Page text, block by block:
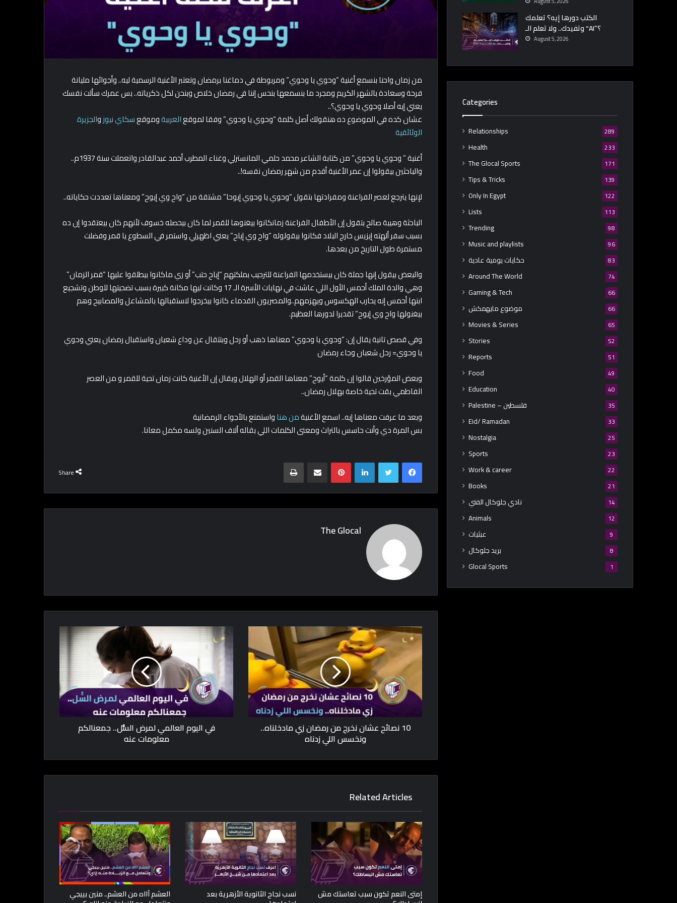
من زمان واحنا بنسمع أغنية “وحوي يا وحوي” ومربوطة في دماغنا برمضان وتعتبر الأغنية الرسمية ليه.. وأجوائها مليانة
فرحة وسعادة بالشهر الكريم ومجرد ما بنسمعها بنحس إننا في رمضان خلاص وبنحن لكل ذكرياته.. بس عمرك سألت نفسك
يعني إيه أصلا وحوي يا وحوي؟..
عشان كده في الموضوع ده هنقولك أصل كلمة “وحوي يا وحوي” وفقا لموقعالعربيةوموقعسكاي نيوزوالجزيرة
الوئائقية
أغنية ” وحوي يا وحوي” من كتابة الشاعر محمد حلمي المانسترلي وغناء المطرب أحمد عبدالقادر واتعملت سنة 1937م..
والباحثين بيقولوا إن عمر الأغنية أقدم من شهر رمضان نفسه!..
لإنها يترجع لعصر الفراعنة ومفرادتها بتقول “وحوي يا وحوي إيوحا” مشتقة من “واح وي إيوح” ومعناها تعددت حكاياته..
الباحثة وهيبة صالح بتقول إن الأطفال الفراعنة زمانكانوا بيغنوها للقمر لما كان بيحصله خسوف لأنهم كان بيعتقدوا إن ده
بسبب سفر ألهته إيزيس خارج البلاد فكانوا بيقولوله “واح وي إياح” يعني اظهرلي واستمر في السطوع يا قمر وفضلت
مستمرة طول التاريخ من بعدها.
والبعض بيقول إنها جملة كان بيستخدمها الفراعنة للترحيب بملكتهم “إياح حتب” أو زي ماكانوا بيطلقوا عليها “قمر الزمان”
وهي والدة الملك أحمس الأول اللي عاشت في نهايات الأسرة الـ 17 وكانت ليها مكانة كبيرة بسبب تضحيتها للوطن وتشجيع
ابنها أحمس إنه يحارب الهكسوس ويهزمهم..والمصريون القدماء كانوا بيخرجوا لاستقبالها بالمشاعل والمصابيح وهم
بيغنولها واح وي إيوح” تقديرا لدورها العظيم.
وفي قصص تانية يقال إن: “وحوي يا وحوي” معناها ذهب أو رحل وبتتقال عن وداع شعبان واستقبال رمضان يعني وحوي
يا وحوي= رحل شعبان وجاء رمضان
وبعض المؤرخين قالوا إن كلمة “أيوح” معناها القمر أو الهلال ويقال إن الأغنية كانت زمان تحية للقمر و من العصر
الفاطمي بقت تحية خاصة بهلال رمضان..
وبعد ما عرفت معناها إيه.. اسمع الأغنيةمن هناواستمتع بالأجواء الرمضانية
بس المرة دي وأنت حاسس بالتراث ومعنى الكلمات اللي بقاله ألاف السنين ولسه مكمل معانا.
Share
Facebook
Twitter
LinkedIn
Pinterest
Print
The Glocal
في اليوم العالمي لمرض السُّل.. جمعنالكم
معلومات عنه
10 نصائح عشان نخرج من رمضان زي مادخلناه..
ونخسس اللي زدناه
Related Articles
إمتى النعم تكون سبب تعاستك مش نسب نجاح الثانوية الأزهرية بعد العشم آااه من العشم.. منين بييجي
الكتب دورها إيه؟ تعلمك
وتفيدك.. ولا تعلم الـ “AI”؟
August 5, 2026
Categories
Relationships 289
Health 233
The Glocal Sports 171
Tips & Tricks 139
Only In Egypt 122
Lists 113
Trending 98
Music and playlists 96
حكايات يومية عادية 83
Around The World 74
Gaming & Tech 66
موضوع مايهمكش 66
Movies & Series 65
Stories 52
Reports 51
Food 49
Education 40
Palestine – فلسطين 35
Eid/ Ramadan 33
Nostalgia 25
Sports 23
Work & career 22
Books 21
نادي جلوكال الفني 14
Animals 12
عبثيات 9
بريد جلوكال 8
Glocal Sports 1